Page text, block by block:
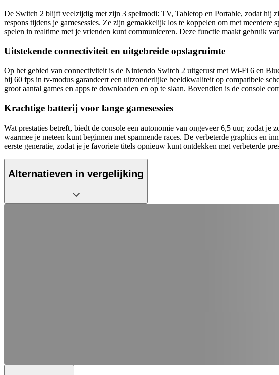
De Switch 2 blijft veelzijdig met zijn 3 spelmodi: TV, Tabletop en Portable, zodat hij
respons tijdens je gamesessies. Ze zijn gemakkelijk los te koppelen om met
spelen in realtime met je vrienden kunt communiceren. Deze functie maakt gebruik
Uitstekende connectiviteit en uitgebreide opslagruimte
Op het gebied van connectiviteit is de Nintendo Switch 2 uitgerust met Wi-Fi 6 en
bij 60 fps in tv-modus garandeert een uitzonderlijke beeldkwaliteit op compatibele
groot aantal games en apps te downloaden en op te slaan. Bovendien is de console
Krachtige batterij voor lange gamesessies
Wat prestaties betreft, biedt de console een autonomie van ongeveer 6,5 uur, zodat
waarmee je meteen kunt beginnen met spannende races. De verbeterde graphics en
eerste generatie, zodat je je favoriete titels opnieuw kunt ontdekken met verbeterde
Alternatieven in vergelijking